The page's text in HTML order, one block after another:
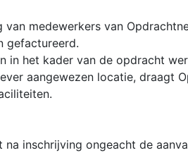
medewerkers van
gefactureerd.
in het kader van de opdracht
aangewezen locatie, draagt
inschrijving ongeacht de